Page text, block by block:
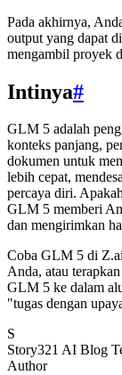
Pada akhirnya,
output yang dapat
mengambil proyek
Intinya#
GLM 5 adalah
konteks panjang,
dokumen untuk
lebih cepat,
percaya diri.
GLM 5 memberi
dan mengirimkan
Coba GLM 5 di
Anda, atau
GLM 5 ke dalam
"tugas dengan
S
Story321 AI Blog
Author